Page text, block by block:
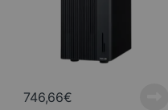
746,66€